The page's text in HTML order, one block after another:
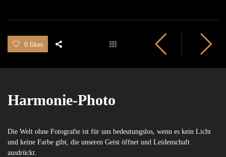
0 likes
Harmonie-Photo
Die Welt ohne Fotografie ist für uns bedeutungslos, wenn es kein Licht
und keine Farbe gibt, die unseren Geist öffnet und Leidenschaft
ausdrückt.